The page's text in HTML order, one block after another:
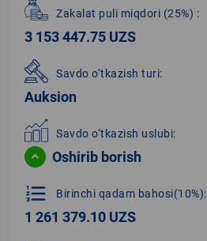
Zakalat puli miqdori (25%) :
3 153 447.75 UZS
Savdo o‘tkazish turi:
Auksion
Savdo o‘tkazish uslubi:
Oshirib borish
format_list_numbered Birinchi qadam bahosi(10%):
1 261 379.10 UZS